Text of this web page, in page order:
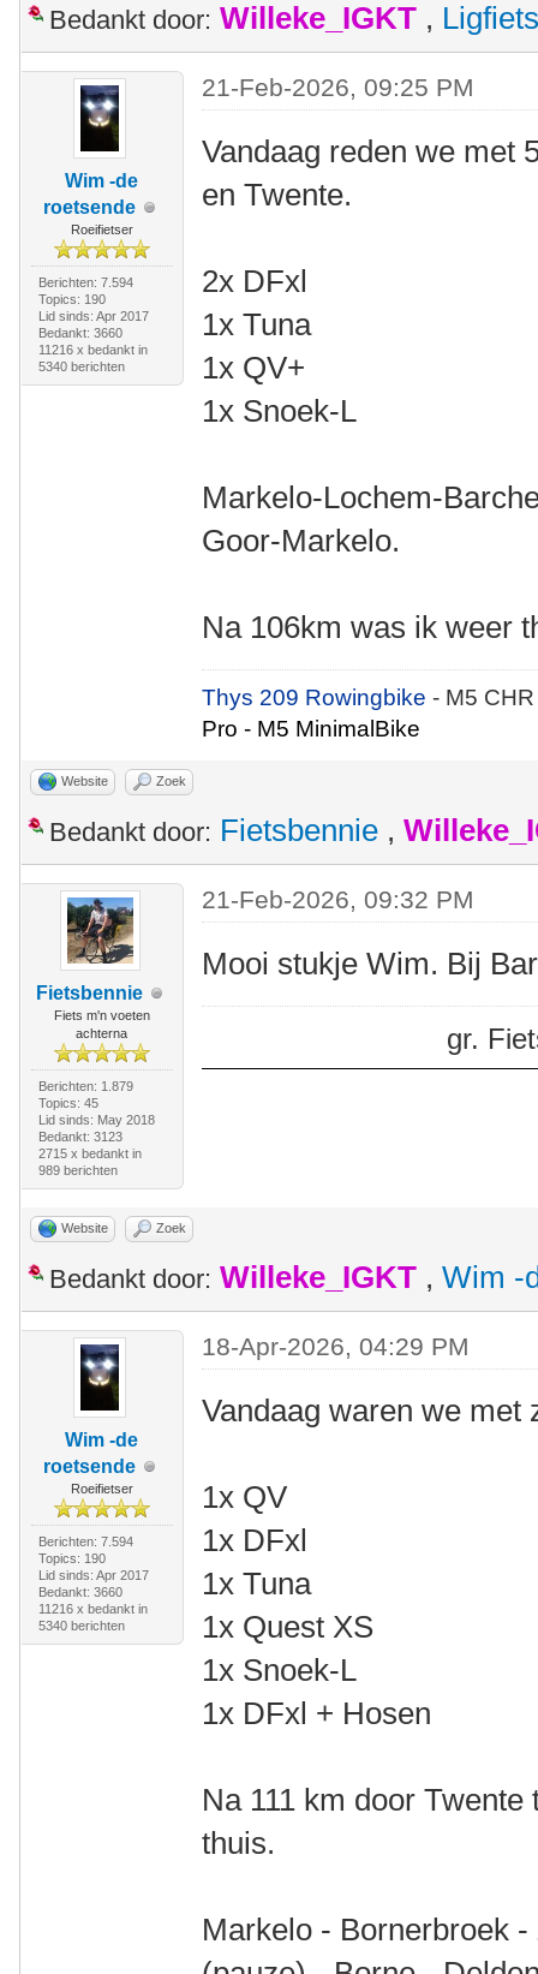
Bedankt door: Willeke_IGKT ,
Wim -de
roetsende
Roeifietser
Berichten: 7.594
Topics: 190
Lid sinds: Apr 2017
Bedankt: 3660
11216 x bedankt in
5340 berichten
21-Feb-2026, 09:25 PM
Vandaag reden we met
en Twente.
2x DFxl
1x Tuna
1x QV+
1x Snoek-L
Markelo-Lochem-
Goor-Markelo.
Na 106km was ik weer
Thys 209 Rowingbike- M5
Pro - M5 MinimalBike
Website Zoek
Bedankt door: Fietsbennie ,
Fietsbennie
Fiets m'n voeten
achterna
Berichten: 1.879
Topics: 45
Lid sinds: May 2018
Bedankt: 3123
2715 x bedankt in
989 berichten
21-Feb-2026, 09:32 PM
Mooi stukje Wim. Bij
gr.
Website Zoek
Bedankt door: Willeke_IGKT , Wim -
Wim -de
roetsende
Roeifietser
Berichten: 7.594
Topics: 190
Lid sinds: Apr 2017
Bedankt: 3660
11216 x bedankt in
5340 berichten
18-Apr-2026, 04:29 PM
Vandaag waren we met
1x QV
1x DFxl
1x Tuna
1x Quest XS
1x Snoek-L
1x DFxl + Hosen
Na 111 km door
thuis.
Markelo - Bornerbroek